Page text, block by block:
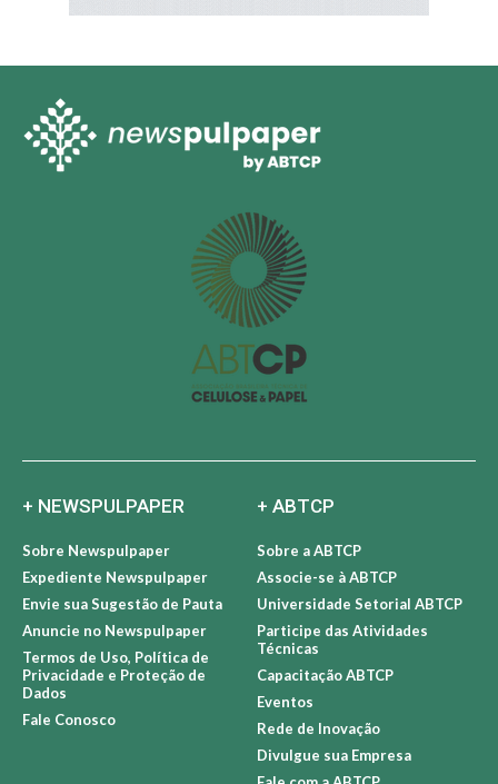
+ NEWSPULPAPER
Sobre Newspulpaper
Expediente Newspulpaper
Envie sua Sugestão de Pauta
Anuncie no Newspulpaper
Termos de Uso, Política de
Privacidade e Proteção de
Dados
Fale Conosco
+ ABTCP
Sobre a ABTCP
Associe-se à ABTCP
Universidade Setorial ABTCP
Participe das Atividades
Técnicas
Capacitação ABTCP
Eventos
Rede de Inovação
Divulgue sua Empresa